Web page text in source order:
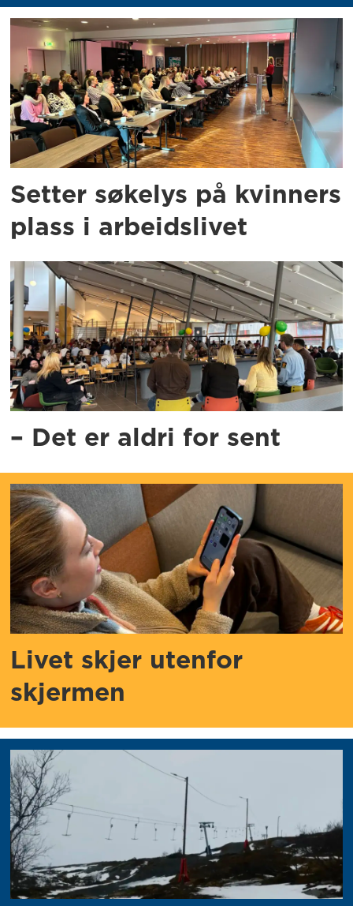
Setter søkelys på kvinners
plass i arbeidslivet
– Det er aldri for sent
Livet skjer utenfor
skjermen